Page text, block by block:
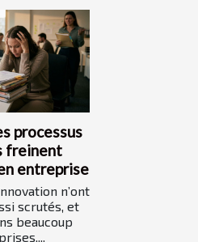
processus
freinent
entreprise
n’ont
scrutés, et
beaucoup